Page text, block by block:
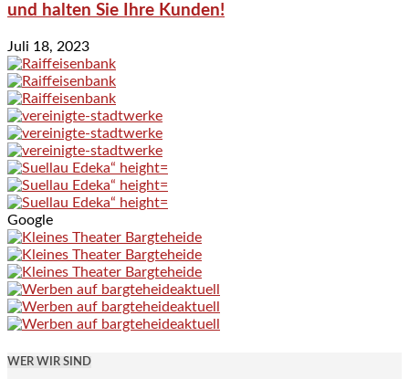
und halten Sie Ihre Kunden!
Juli 18, 2023
Google
WER WIR SIND